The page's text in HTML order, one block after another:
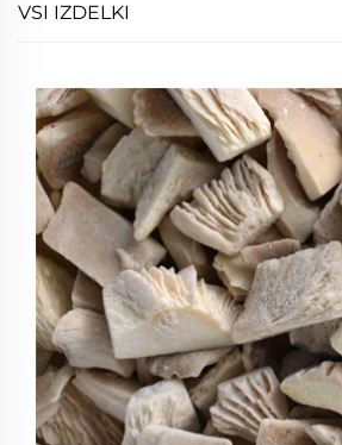
VSI IZDELKI